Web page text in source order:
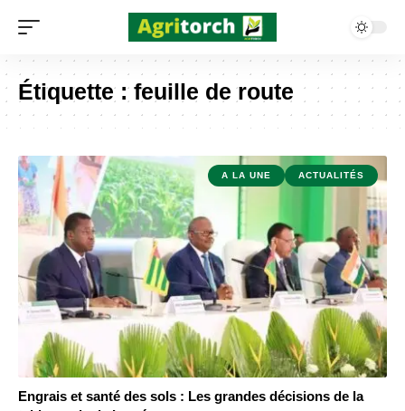
Étiquette :feuille de route
A LA UNE ACTUALITÉS
Engrais et santé des sols : Les grandes décisions de la